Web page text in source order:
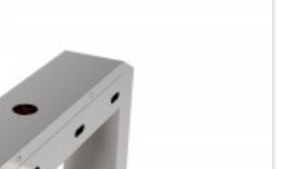
mtumiaji anaweza kusukuma kizuizi
hutoa usalama na nafasi inayofaa, yote